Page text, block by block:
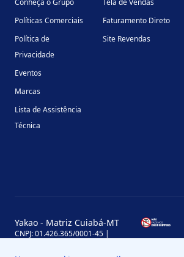
Conheça o Grupo
Políticas Comerciais
Política de
Privacidade
Eventos
Marcas
Lista de Assistência
Técnica
Tela de Vendas
Faturamento Direto
Site Revendas
Yakao - Matriz Cuiabá-MT
CNPJ: 01.426.365/0001-45 |